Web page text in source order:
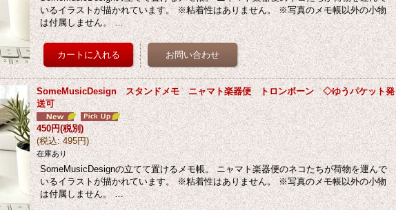
いるイラストが描かれています。 ※粘着性はありません。 ※写真のメモ帳以外の小物
は付属しません。 …
SomeMusicDesign スタンドメモ ニャマト楽器便 トロンボーン ◇ゆうパケット発
送可
450円(税別)
(税込: 495円)
在庫あり
SomeMusicDesignの立てて置けるメモ帳。 ニャマト楽器便のネコたちが荷物を運んで
いるイラストが描かれています。 ※粘着性はありません。 ※写真のメモ帳以外の小物
は付属しません。 …